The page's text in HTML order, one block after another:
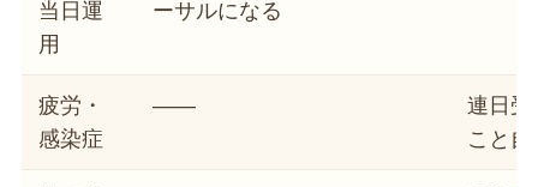
当日運
用
ーサルになる
疲労・
感染症
――
連日受
こと